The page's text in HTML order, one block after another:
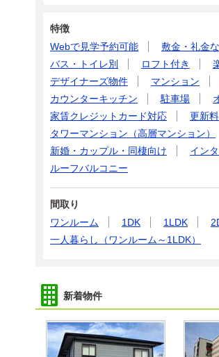
特徴
Webで見学予約可能
敷金・礼金
バス・トイレ別
ロフト付き
デザイナーズ物件
マンション
カウンターキッチン
駐車場
家賃クレジットカード対応
更新
タワーマンション（高層マンション）
新婚・カップル・同棲向け
イン
ルーフバルコニー
間取り
ワンルーム
1DK 1LDK
一人暮らし（ワンルーム～1LDK）
新着物件